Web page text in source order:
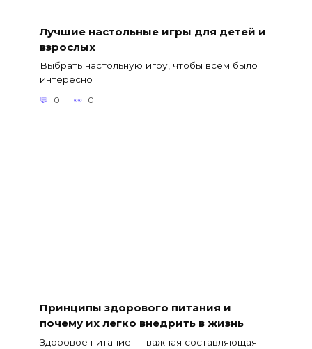
Лучшие настольные игры для детей и
взрослых
Выбрать настольную игру, чтобы всем было
интересно
0 0
Принципы здорового питания и
почему их легко внедрить в жизнь
Здоровое питание — важная составляющая